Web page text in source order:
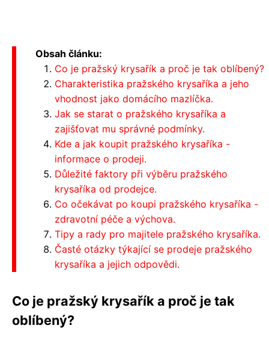
Obsah článku:
Co je pražský krysařík a proč je tak oblíbený?
Charakteristika pražského krysaříka a jeho
vhodnost jako domácího mazlíčka.
Jak se starat o pražského krysaříka a
zajišťovat mu správné podmínky.
Kde a jak koupit pražského krysaříka -
informace o prodeji.
Důležité faktory při výběru pražského
krysaříka od prodejce.
Co očekávat po koupi pražského krysaříka -
zdravotní péče a výchova.
Tipy a rady pro majitele pražského krysaříka.
Časté otázky týkající se prodeje pražského
krysaříka a jejich odpovědi.
Co je pražský krysařík a proč je tak
oblíbený?